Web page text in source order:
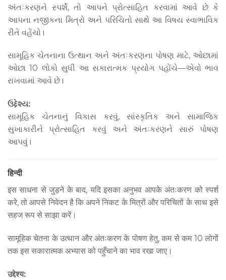
અંતઃકરણને સ્પર્શે, તો આપને પ્રોત્સાહિત કરવામાં આવે છે કે
આપના નજીકના મિત્રો અને પરિચિતો સાથે આ વિષય સ્વાભાવિક
રીતે વહેંચો।
સામૂહિક ચેતનાના ઉત્થાન અને અંતઃકરણના પોષણ માટે, ઓછામાં
ઓછા 10 લોકો સુધી આ સકારાત્મક પ્રયોગ પહોંચે—એવો ભાવ
રાખવામાં આવે છે।
ઉદ્દેશ્ય:
સામૂહિક ચેતનાનું વિકાસ કરવું, સાંસ્કૃતિક અને સામાજિક
સુખાકારીને પ્રોત્સાહિત કરવું અને અંતઃકરણને સારું પોષણ
આપવું।
हिन्दी
इस साधना से जुड़ने के बाद, यदि इसका अनुभव आपके अंतःकरण को स्पर्श
करे, तो आपसे निवेदन है कि अपने निकट के मित्रों और परिचितों के साथ इसे
सहज रूप से साझा करें।
सामूहिक चेतना के उत्थान और अंतःकरण के पोषण हेतु, कम से कम 10 लोगों
तक इस सकारात्मक अभ्यास को पहुँचाने का भाव रखा जाए।
उद्देश्य: